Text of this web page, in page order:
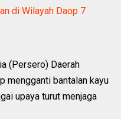
di Wilayah Daop 7
(Persero) Daerah
mengganti bantalan kayu
upaya turut menjaga